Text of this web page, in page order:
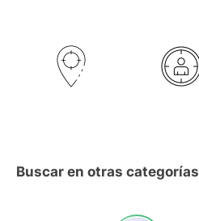
Buscar en otras categorías